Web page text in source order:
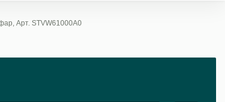
Арт. STVW61000A0